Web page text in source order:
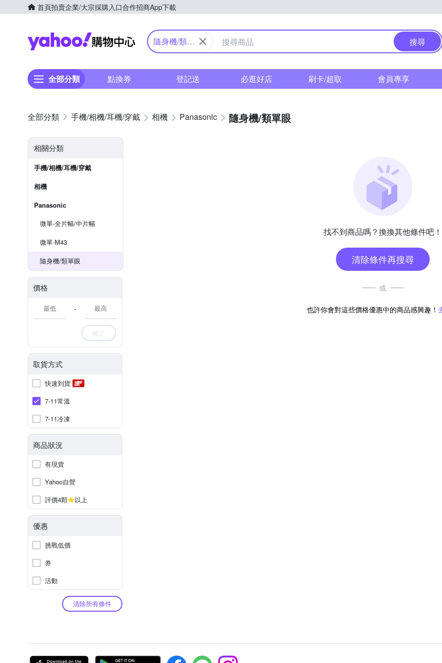
首頁拍賣企業/大宗採購入口合作招商App下載
Yahoo購物中心
隨身機/類單
搜尋
全部分類 點換券 登記送 必逛好店 刷卡/超取 會員專享
手機/相機/耳機/穿戴 相機 Panasonic 隨身機/類單眼
相關分類
手機/相機/耳機/穿戴
相機
Panasonic
微單-全片幅/中片幅
微單-M43
隨身機/類單眼
價格
-
確定
取貨方式
快速到貨
7-11常溫
7-11冷凍
商品狀況
有現貨
Yahoo自營
評價4顆
以上
優惠
挑戰低價
券
活動
清除所有條件
找不到商品嗎？換換其他條件吧！
清除條件再搜尋
或
也許你會對這些價格優惠中的商品感興趣！